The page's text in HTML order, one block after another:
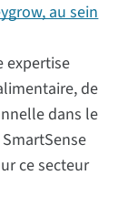
au sein
expertise
de
dans le
ce secteur